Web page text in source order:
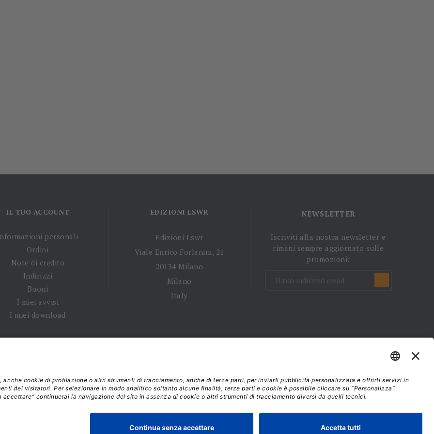
IL TUO ACCOUNT
personali
Ordini
Note di credito
Indirizzi
Buoni
I miei avvisi
I miei download
EDIZIONI LSWR
Edizioni Lswr
Viale Enrico Forlanini, 21
20134 Milano
Milano
Italy
NEWSLETTER
Iscriviti alla nostra newsletter e
rimani sempre aggiornato sulle
promozioni!
- La Tribuna S.r.l. | P.IVA 01702840180 | C.F. 01107460337
Responsabile della Protezione dei Dati: dpo@lswr.it
Viale Enrico Forlanini, 21 - 20134 Milano (MI)